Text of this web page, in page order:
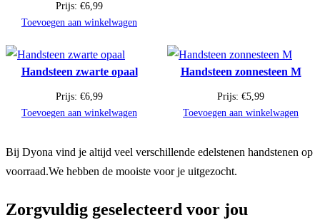
Prijs: €6,99
Toevoegen aan winkelwagen
Handsteen zwarte opaal
Prijs: €6,99
Toevoegen aan winkelwagen
Handsteen zonnesteen M
Prijs: €5,99
Toevoegen aan winkelwagen
Bij Dyona vind je altijd veel verschillende edelstenen handstenen op
voorraad.We hebben de mooiste voor je uitgezocht.
Zorgvuldig geselecteerd voor jou